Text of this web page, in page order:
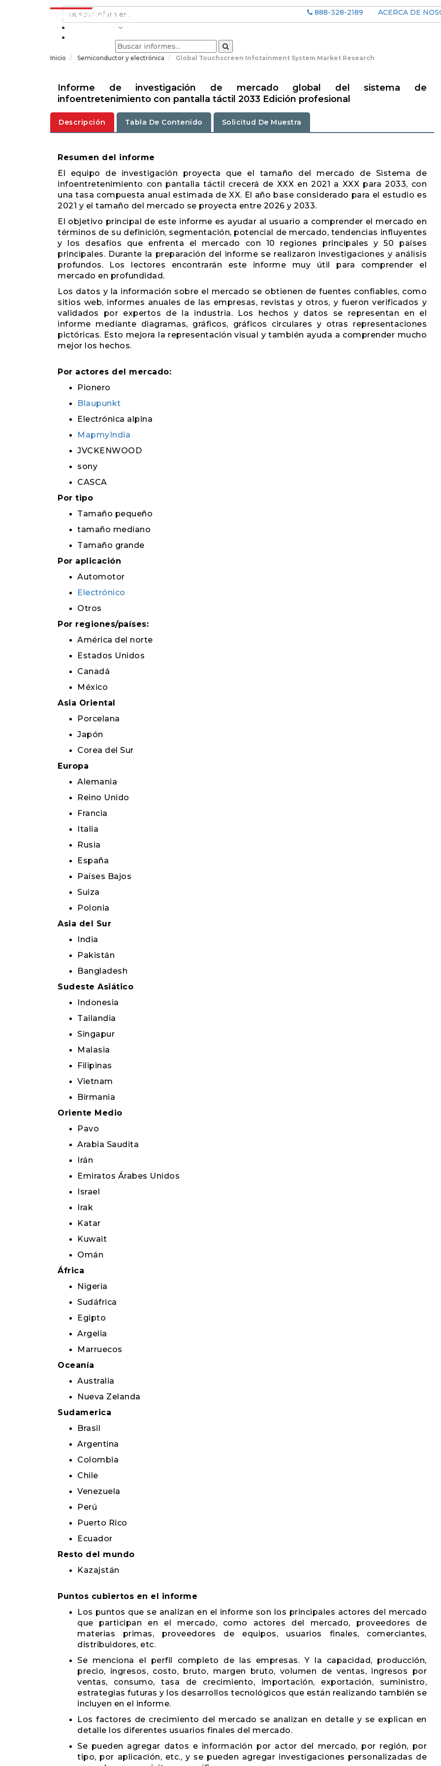
888-328-2189 ACERCA DE
Inicio Semiconductor y electrónica Global Touchscreen Infotainment System Market Research
Informe de investigación de mercado global del sistema de
infoentretenimiento con pantalla táctil 2033 Edición profesional
Descripción Tabla De Contenido Solicitud De Muestra
Resumen del informe
El equipo de investigación proyecta que el tamaño del mercado de Sistema de
infoentretenimiento con pantalla táctil crecerá de XXX en 2021 a XXX para 2033, con
una tasa compuesta anual estimada de XX. El año base considerado para el estudio es
2021 y el tamaño del mercado se proyecta entre 2026 y 2033.
El objetivo principal de este informe es ayudar al usuario a comprender el mercado en
términos de su definición, segmentación, potencial de mercado, tendencias influyentes
y los desafíos que enfrenta el mercado con 10 regiones principales y 50 países
principales. Durante la preparación del informe se realizaron investigaciones y análisis
profundos. Los lectores encontrarán este informe muy útil para comprender el
mercado en profundidad.
Los datos y la información sobre el mercado se obtienen de fuentes confiables, como
sitios web, informes anuales de las empresas, revistas y otros, y fueron verificados y
validados por expertos de la industria. Los hechos y datos se representan en el
informe mediante diagramas, gráficos, gráficos circulares y otras representaciones
pictóricas. Esto mejora la representación visual y también ayuda a comprender mucho
mejor los hechos.
Por actores del mercado:
Pionero
Blaupunkt
Electrónica alpina
MapmyIndia
JVCKENWOOD
sony
CASCA
Por tipo
Tamaño pequeño
tamaño mediano
Tamaño grande
Por aplicación
Automotor
Electrónico
Otros
Por regiones/países:
América del norte
Estados Unidos
Canadá
México
Asia Oriental
Porcelana
Japón
Corea del Sur
Europa
Alemania
Reino Unido
Francia
Italia
Rusia
España
Países Bajos
Suiza
Polonia
Asia del Sur
India
Pakistán
Bangladesh
Sudeste Asiático
Indonesia
Tailandia
Singapur
Malasia
Filipinas
Vietnam
Birmania
Oriente Medio
Pavo
Arabia Saudita
Irán
Emiratos Árabes Unidos
Israel
Irak
Katar
Kuwait
Omán
África
Nigeria
Sudáfrica
Egipto
Argelia
Marruecos
Oceanía
Australia
Nueva Zelanda
Sudamerica
Brasil
Argentina
Colombia
Chile
Venezuela
Perú
Puerto Rico
Ecuador
Resto del mundo
Kazajstán
Puntos cubiertos en el informe
Los puntos que se analizan en el informe son los principales actores del mercado
que participan en el mercado, como actores del mercado, proveedores de
materias primas, proveedores de equipos, usuarios finales, comerciantes,
distribuidores, etc.
Se menciona el perfil completo de las empresas. Y la capacidad, producción,
precio, ingresos, costo, bruto, margen bruto, volumen de ventas, ingresos por
ventas, consumo, tasa de crecimiento, importación, exportación, suministro,
estrategias futuras y los desarrollos tecnológicos que están realizando también se
incluyen en el informe.
Los factores de crecimiento del mercado se analizan en detalle y se explican en
detalle los diferentes usuarios finales del mercado.
Se pueden agregar datos e información por actor del mercado, por región, por
tipo, por aplicación, etc., y se pueden agregar investigaciones personalizadas de